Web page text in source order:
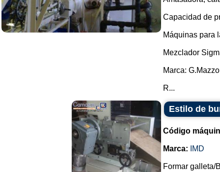
Capacidad de
Máquinas para
Mezclador
Marca:
R...
Estilo de
Código
Marca: IMD
Formar galleta/